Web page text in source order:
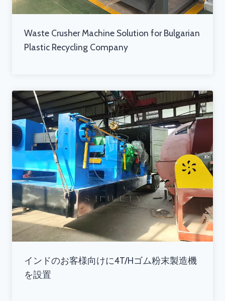
Waste Crusher Machine Solution for Bulgarian
Plastic Recycling Company
インドのお客様向けに4T/Hゴム粉末製造機
を設置